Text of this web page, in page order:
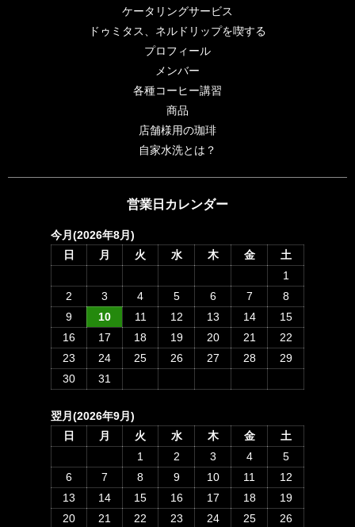
ケータリングサービス
ドゥミタス、ネルドリップを喫する
プロフィール
メンバー
各種コーヒー講習
商品
店舗様用の珈琲
自家水洗とは？
営業日カレンダー
今月(2026年8月)
日
月 火 水 木 金
土
1
2
3 4 5 6 7
8
9
10 11 12 13 14
15
16
17 18 19 20 21
22
23
24 25 26 27 28
29
30
31
翌月(2026年9月)
日
月 火 水 木 金
土
1
2 3 4
5
6
7 8 9 10 11
12
13
14 15 16 17 18
19
20
21 22 23 24 25 26